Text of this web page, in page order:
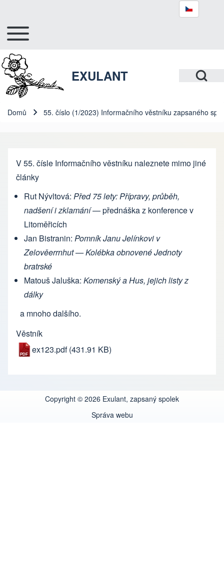
Close search
Hlavní navigace
Toggle main menu
Open Search
EXULANT
Drobečková navigace
Domů 55. číslo (1/2023) Informačního věstníku zapsaného
V 55. čísle Informačního věstníku naleznete mimo jiné
články
Rut Nývltová: Před 75 lety: Přípravy, průběh,
nadšení i zklamání— přednáška z konference v
Litoměřicích
Jan Bistranin: Pomník Janu Jelínkovi v
Zelověerrnhut — Kolébka obnovené Jednoty
bratrské
Matouš Jaluška: Komenský a Hus, jejich listy z
dálky
a mnoho dalšího.
Věstník
ex123.pdf (431.91 KB)
Copyright © 2026 Exulant, zapsaný spolek
Správa webu